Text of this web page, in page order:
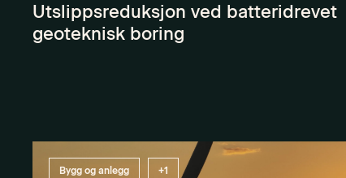
Utslippsreduksjon ved batteridrevet
geoteknisk boring
Bygg og anlegg +1